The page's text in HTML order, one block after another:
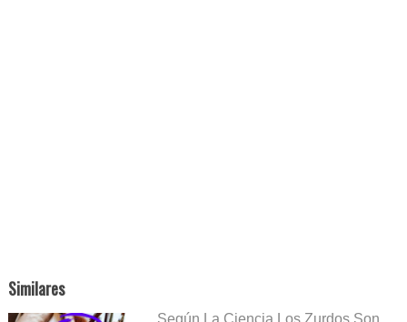
Similares
Según La Ciencia Los Zurdos Son